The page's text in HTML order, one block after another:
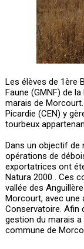
Les élèves de 1ère
Faune (GMNF) de
marais de
Picardie (CEN) y
tourbeux
Dans un objectif de
opérations de
exportatrices ont
Natura 2000 . Ces
vallée des
Morcourt, avec une
Conservatoire. Afin
gestion du marais
commune de